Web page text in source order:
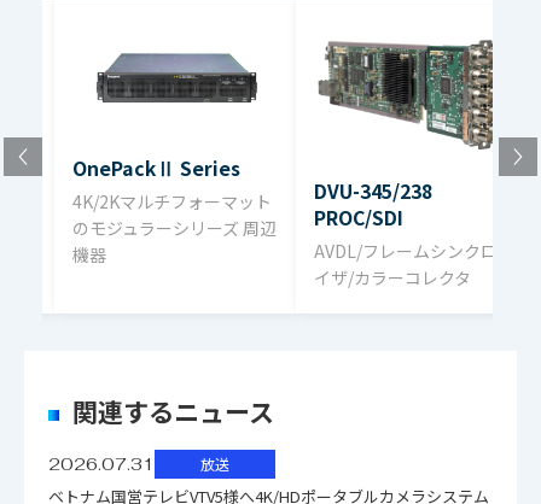
DVB/ASI（270Mbps）
出力映像
フォーマッ
12G-SDI : 160p/59.94、2160p/50
6G-SDI : 2160p/29.97、2160p/23.98
3G-SDI : 1080p/59.94（Level-
A/B）、1080p/50（Level-A/B）
1080i/59.94、1080i/50、
1080p/23.98、1080psf/23.98、
ファイル名
ダウンロード
SDI信号分配器 カタログ（pdf）2.1MB
OnePackⅡ Series
4K/2Kマルチフォーマット
のモジュラーシリーズ 周辺
機器
DVU-345/238
PROC/SDI
AVDL/フレームシンクロナ
イザ/カラーコレクタ
関連するニュース
2026.07.31 放送
ベトナム国営テレビVTV5様へ4K/HDポータブルカメラシステム